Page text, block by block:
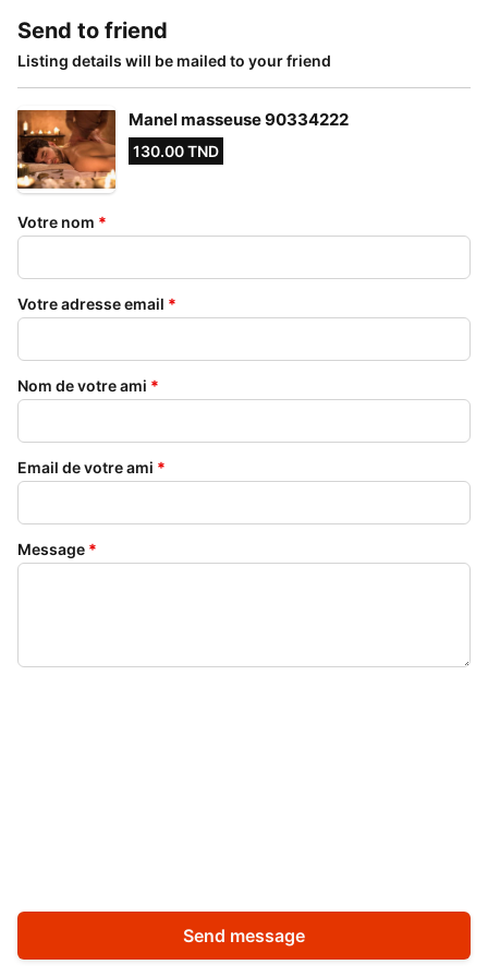
Send to friend
Listing details will be mailed to your friend
Manel masseuse 90334222
130.00 TND
Votre nom *
Votre adresse email *
Nom de votre ami *
Email de votre ami *
Message *
Send message